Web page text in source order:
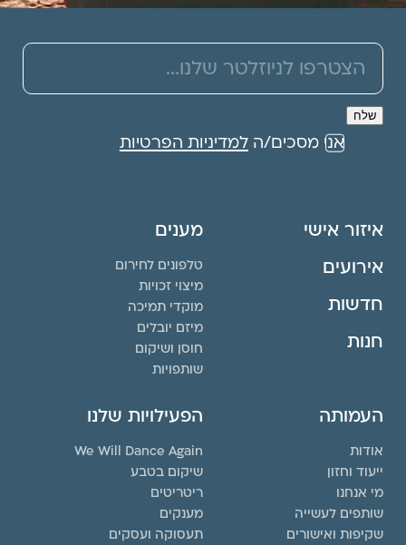
אני מסכים/הלמדיניות הפרטיות
איזור אישי
אירועים
חדשות
חנות
מענים
טלפונים לחירום
מיצוי זכויות
מוקדי תמיכה
מיזם יובלים
חוסן ושיקום
שותפויות
העמותה
אודות
ייעוד וחזון
מי אנחנו
שותפים לעשייה
שקיפות ואישורים
הפעילויות שלנו
We Will Dance Again
שיקום בטבע
ריטריטים
מענקים
תעסוקה ועסקים